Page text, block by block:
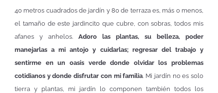
40 metros cuadrados de jardín y 80 de terraza es, más o menos,
el tamaño de este jardincito que cubre, con sobras, todos mis
afanes y anhelos. Adoro las plantas, su belleza, poder
manejarlas a mi antojo y cuidarlas; regresar del trabajo y
sentirme en un oasis verde donde olvidar los problemas
cotidianos y donde disfrutar con mi familia. Mi jardín no es solo
tierra y plantas, mi jardín lo componen también todos los